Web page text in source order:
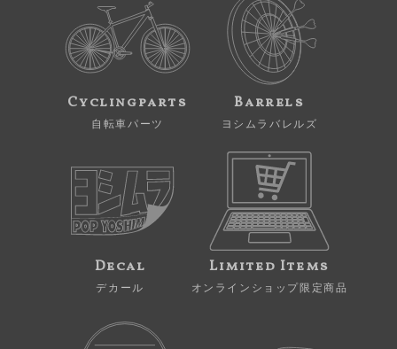
Cyclingparts
自転車パーツ
Barrels
ヨシムラバレルズ
Decal
デカール
Limited Items
オンラインショップ限定商品